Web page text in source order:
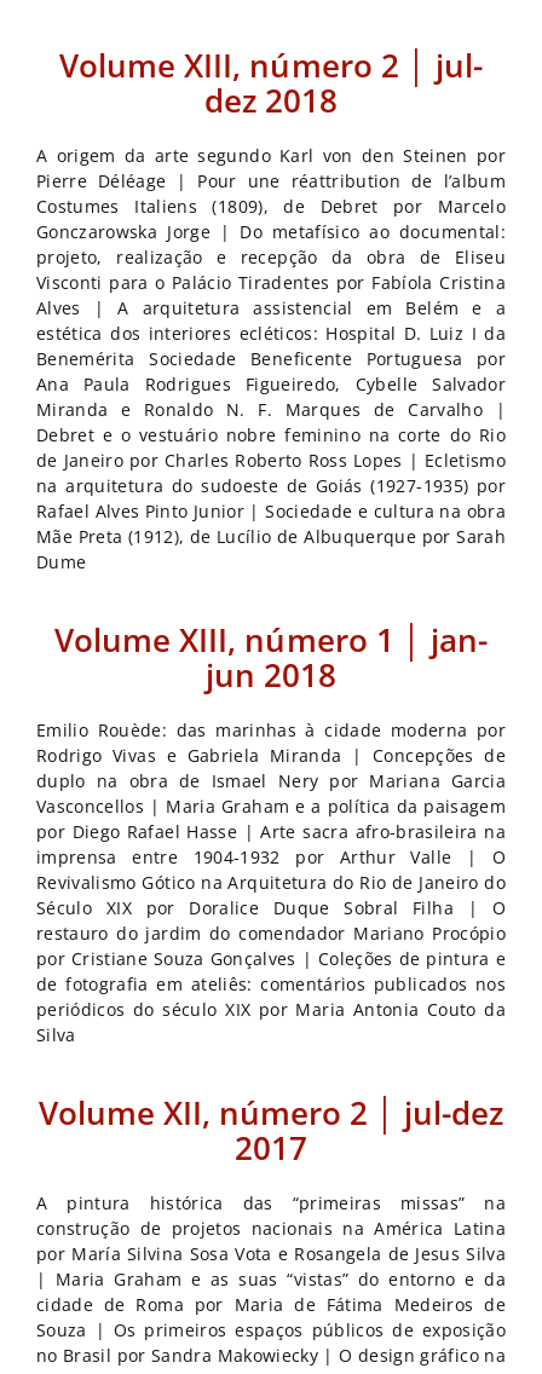
Volume XIII, número 2 │ jul-
dez 2018
A origem da arte segundo Karl von den Steinen por
Pierre Déléage | Pour une réattribution de l’album
Costumes Italiens (1809), de Debret por Marcelo
Gonczarowska Jorge | Do metafísico ao documental:
projeto, realização e recepção da obra de Eliseu
Visconti para o Palácio Tiradentes por Fabíola Cristina
Alves | A arquitetura assistencial em Belém e a
estética dos interiores ecléticos: Hospital D. Luiz I da
Benemérita Sociedade Beneficente Portuguesa por
Ana Paula Rodrigues Figueiredo, Cybelle Salvador
Miranda e Ronaldo N. F. Marques de Carvalho |
Debret e o vestuário nobre feminino na corte do Rio
de Janeiro por Charles Roberto Ross Lopes | Ecletismo
na arquitetura do sudoeste de Goiás (1927-1935) por
Rafael Alves Pinto Junior | Sociedade e cultura na obra
Mãe Preta (1912), de Lucílio de Albuquerque por Sarah
Dume
Volume XIII, número 1 │ jan-
jun 2018
Emilio Rouède: das marinhas à cidade moderna por
Rodrigo Vivas e Gabriela Miranda | Concepções de
duplo na obra de Ismael Nery por Mariana Garcia
Vasconcellos | Maria Graham e a política da paisagem
por Diego Rafael Hasse | Arte sacra afro-brasileira na
imprensa entre 1904-1932 por Arthur Valle | O
Revivalismo Gótico na Arquitetura do Rio de Janeiro do
Século XIX por Doralice Duque Sobral Filha | O
restauro do jardim do comendador Mariano Procópio
por Cristiane Souza Gonçalves | Coleções de pintura e
de fotografia em ateliês: comentários publicados nos
periódicos do século XIX por Maria Antonia Couto da
Silva
Volume XII, número 2 │ jul-dez
2017
A pintura histórica das “primeiras missas” na
construção de projetos nacionais na América Latina
por María Silvina Sosa Vota e Rosangela de Jesus Silva
| Maria Graham e as suas “vistas” do entorno e da
cidade de Roma por Maria de Fátima Medeiros de
Souza | Os primeiros espaços públicos de exposição
no Brasil por Sandra Makowiecky | O design gráfico na